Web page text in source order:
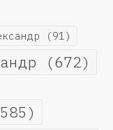
(91)
(672)